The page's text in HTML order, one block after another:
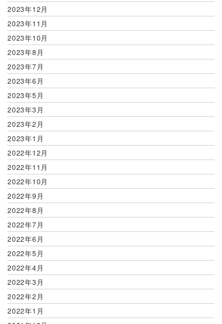
2023年12月
2023年11月
2023年10月
2023年8月
2023年7月
2023年6月
2023年5月
2023年3月
2023年2月
2023年1月
2022年12月
2022年11月
2022年10月
2022年9月
2022年8月
2022年7月
2022年6月
2022年5月
2022年4月
2022年3月
2022年2月
2022年1月